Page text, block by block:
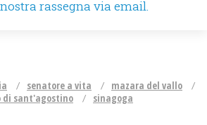
rassegna via email.
senatore a vita
mazara del vallo
di sant'agostino sinagoga